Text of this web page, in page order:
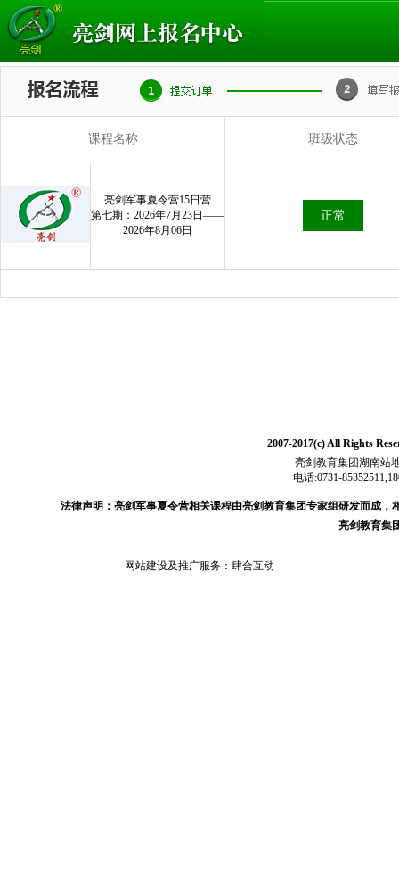
课程名称 班级状态
亮剑军事夏令营15日营
第七期：2026年7月23日——
2026年8月06日
正常
2007-2017(c) All Rights
亮剑教育集团湖南站
电话:0731-
法律声明：亮剑军事夏令营相关课程由亮剑教育集团专家组研发而成
亮剑教育集
网站建设及推广服务： 肆合互动